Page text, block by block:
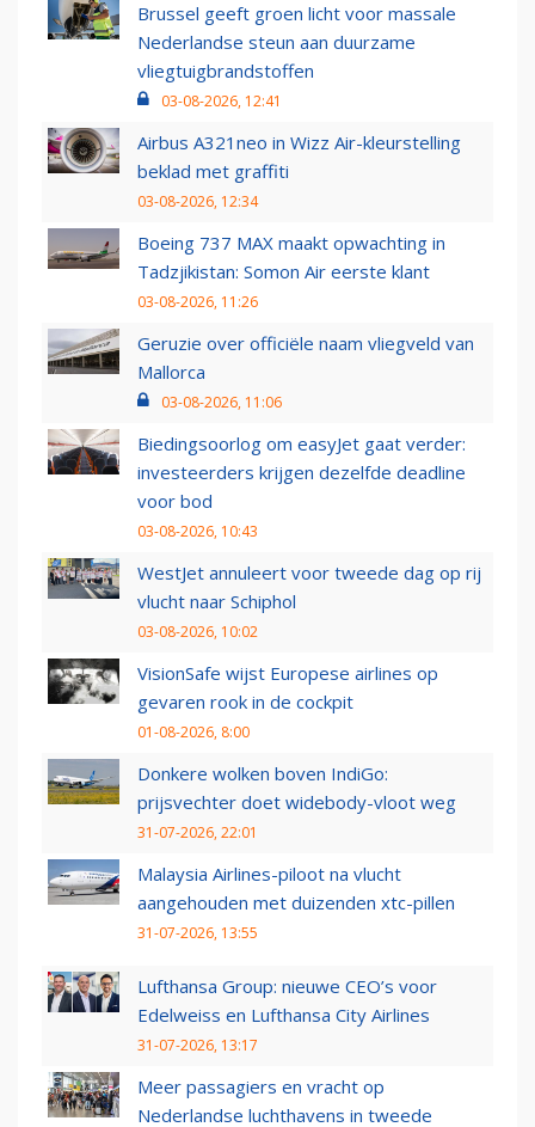
Brussel geeft groen licht voor massale
Nederlandse steun aan duurzame
vliegtuigbrandstoffen
03-08-2026, 12:41
Airbus A321neo in Wizz Air-kleurstelling
beklad met graffiti
03-08-2026, 12:34
Boeing 737 MAX maakt opwachting in
Tadzjikistan: Somon Air eerste klant
03-08-2026, 11:26
Geruzie over officiële naam vliegveld van
Mallorca
03-08-2026, 11:06
Biedingsoorlog om easyJet gaat verder:
investeerders krijgen dezelfde deadline
voor bod
03-08-2026, 10:43
WestJet annuleert voor tweede dag op rij
vlucht naar Schiphol
03-08-2026, 10:02
VisionSafe wijst Europese airlines op
gevaren rook in de cockpit
01-08-2026, 8:00
Donkere wolken boven IndiGo:
prijsvechter doet widebody-vloot weg
31-07-2026, 22:01
Malaysia Airlines-piloot na vlucht
aangehouden met duizenden xtc-pillen
31-07-2026, 13:55
Lufthansa Group: nieuwe CEO’s voor
Edelweiss en Lufthansa City Airlines
31-07-2026, 13:17
Meer passagiers en vracht op
Nederlandse luchthavens in tweede